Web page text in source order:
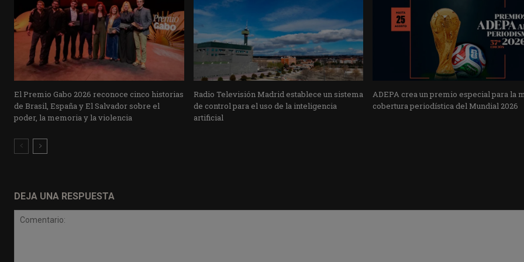
El Premio Gabo 2026 reconoce cinco historias
de Brasil, España y El Salvador sobre el
poder, la memoria y la violencia
Radio Televisión Madrid establece un sistema
de control para el uso de la inteligencia
artificial
ADEPA crea un premio especial para la
cobertura periodística del Mundial 2026
DEJA UNA RESPUESTA